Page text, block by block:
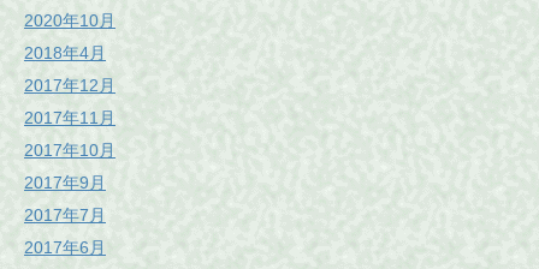
2020年10月
2018年4月
2017年12月
2017年11月
2017年10月
2017年9月
2017年7月
2017年6月